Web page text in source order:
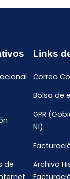
de
Links
Correo
Bolsa de
GPR
N1)
Archivo